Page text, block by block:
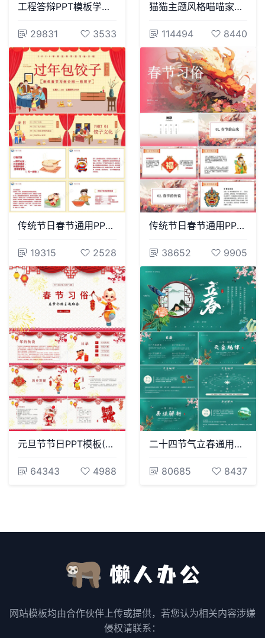
工程答辩PPT模板学术课件毕业论文答辩PPT模板
29831 3533
猫猫主题风格喵喵家长会PPT
114494 8440
传统节日春节通用PPT模板(97)
19315 2528
传统节日春节通用PPT模板(55)
38652 9905
元旦节节日PPT模板(97)
64343 4988
二十四节气立春通用PPT模板(18)
80685 8437
网站模板均由合作伙伴上传或提供，若您认为相关内容涉嫌
侵权请联系：